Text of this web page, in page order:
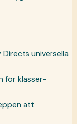
Directs universella
för klasser-
att